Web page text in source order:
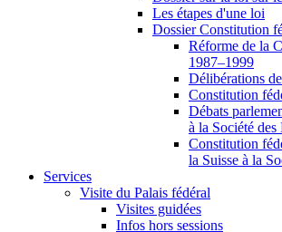
Les étapes d'une loi
Dossier Constitution
Réforme de la
1987–1999
Délibérations
Constitution
Débats
à la Société des
Constitution
la Suisse à la
Services
Visite du Palais fédéral
Visites guidées
Infos hors sessions